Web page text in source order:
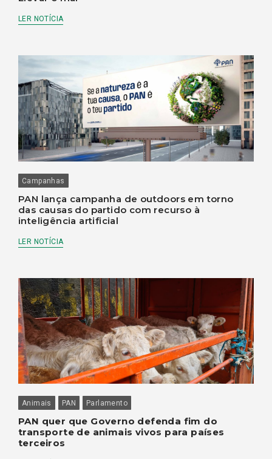
LER NOTÍCIA
Campanhas
PAN lança campanha de outdoors em torno
das causas do partido com recurso à
inteligência artificial
LER NOTÍCIA
Animais PAN Parlamento
PAN quer que Governo defenda fim do
transporte de animais vivos para países
terceiros